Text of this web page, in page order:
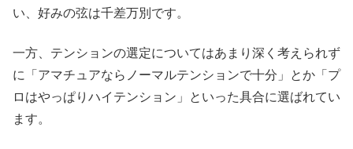
い、好みの弦は千差万別です。
一方、テンションの選定についてはあまり深く考えられず
に「アマチュアならノーマルテンションで十分」とか「プ
ロはやっぱりハイテンション」といった具合に選ばれてい
ます。